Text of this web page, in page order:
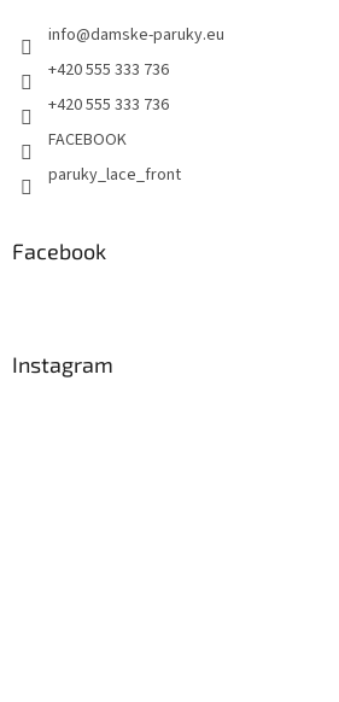
info@damske-paruky.eu
+420 555 333 736
+420 555 333 736
FACEBOOK
paruky_lace_front
Facebook
Instagram